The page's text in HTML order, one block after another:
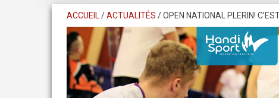
ACCUEIL /ACTUALITÉS /OPEN NATIONAL PLERIN!